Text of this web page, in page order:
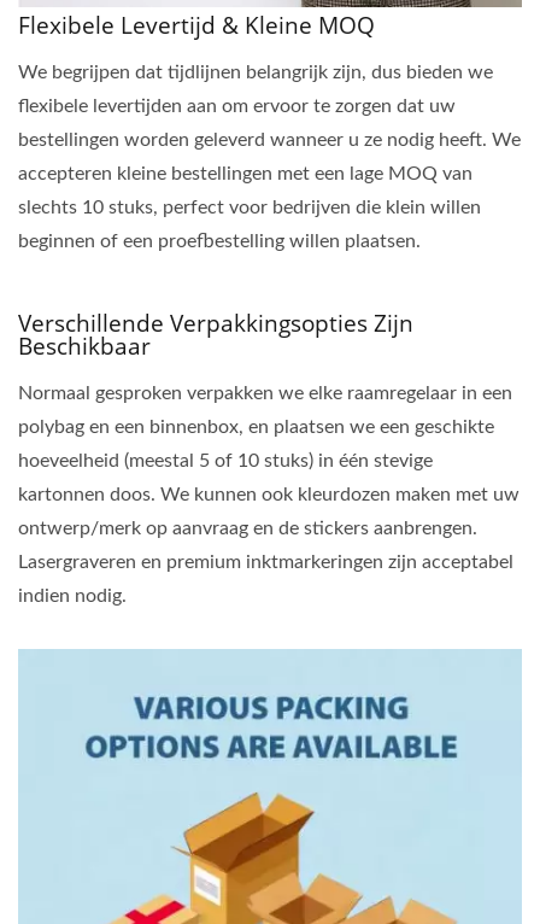
Flexibele Levertijd & Kleine MOQ
We begrijpen dat tijdlijnen belangrijk zijn, dus bieden we
flexibele levertijden aan om ervoor te zorgen dat uw
bestellingen worden geleverd wanneer u ze nodig heeft. We
accepteren kleine bestellingen met een lage MOQ van
slechts 10 stuks, perfect voor bedrijven die klein willen
beginnen of een proefbestelling willen plaatsen.
Verschillende Verpakkingsopties Zijn
Beschikbaar
Normaal gesproken verpakken we elke raamregelaar in een
polybag en een binnenbox, en plaatsen we een geschikte
hoeveelheid (meestal 5 of 10 stuks) in één stevige
kartonnen doos. We kunnen ook kleurdozen maken met uw
ontwerp/merk op aanvraag en de stickers aanbrengen.
Lasergraveren en premium inktmarkeringen zijn acceptabel
indien nodig.